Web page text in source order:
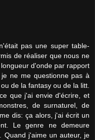
pas une super table-
de réaliser que nous ne
d'onde par rapport
ne me questionne pas à
de la fantasy ou de la litt.
que j'ai envie d'écrire, et
de surnaturel, de
dis: ça alors, j'ai écrit un
Le genre ne demeure
Quand j'aime un auteur, je